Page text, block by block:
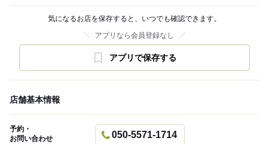
気になるお店を保存すると、いつでも確認できます。
アプリなら会員登録なし
アプリで保存する
店舗基本情報
予約・
お問い合わせ
050-5571-1714